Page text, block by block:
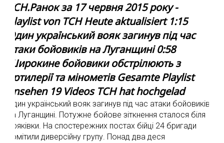
ТСН.Ранок за 17 червня 2015 року -
Playlist von ТСН Heute aktualisiert 1:15
Один український вояк загинув під час
атаки бойовиків на Луганщині 0:58
Широкине бойовики обстрілюють з
артилерії та мінометів Gesamte Playlist
ansehen 19 Videos ТСН hat hochgelad
Один український вояк загинув під час атаки бойовиків
на Луганщині. Потужне бойове зіткнення сталося біля
Кряківки. На спостережних постах бійці 24 бригади
помітили диверсійну групу. Понад два деся